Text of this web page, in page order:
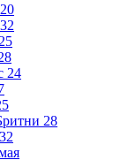
24
28